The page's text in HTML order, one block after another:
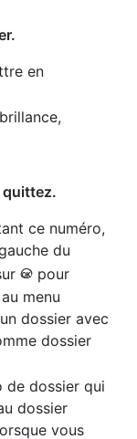
en
quittez.
ce numéro,
du
J pour
menu
dossier avec
dossier
de dossier qui
dossier
vous